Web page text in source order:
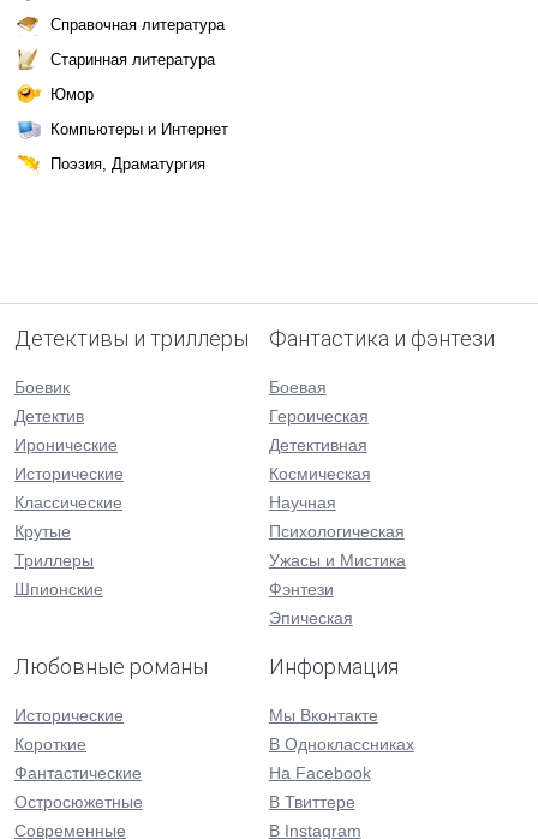
Справочная литература
Старинная литература
Юмор
Компьютеры и Интернет
Поэзия, Драматургия
Детективы и триллеры
Боевик
Детектив
Иронические
Исторические
Классические
Крутые
Триллеры
Шпионские
Фантастика и фэнтези
Боевая
Героическая
Детективная
Космическая
Научная
Психологическая
Ужасы и Мистика
Фэнтези
Эпическая
Любовные романы
Исторические
Короткие
Фантастические
Остросюжетные
Современные
Информация
Мы Вконтакте
В Одноклассниках
На Facebook
В Твиттере
В Instagram